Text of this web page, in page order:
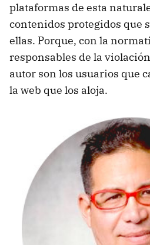
plataformas de esta
contenidos protegidos que
ellas. Porque, con la
responsables de la
autor son los usuarios que
la web que los aloja.